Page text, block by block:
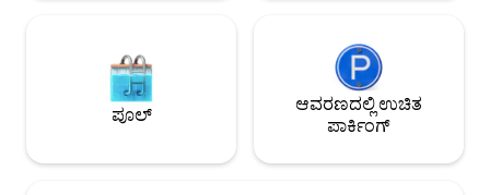
ಪೂಲ್
ಆವರಣದಲ್ಲಿ ಉಚಿತ
ಪಾರ್ಕಿಂಗ್